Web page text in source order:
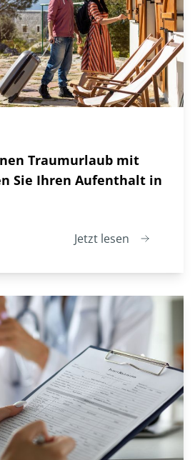
Traumurlaub mit
Sie Ihren Aufenthalt in
Jetzt lesen